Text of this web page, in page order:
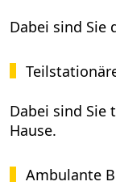
Dabei sind Sie
Dabei sind Sie
Hause.
Ambulante